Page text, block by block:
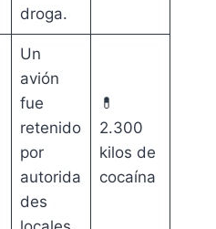
droga.
Un
avión
fue
retenido
por
autorida
des
💊
2.300
kilos de
cocaína